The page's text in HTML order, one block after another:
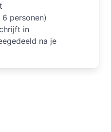
personen)
in
na je